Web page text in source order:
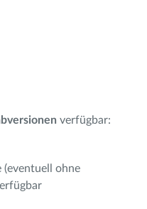
verfügbar:
(eventuell ohne